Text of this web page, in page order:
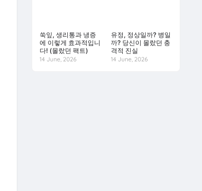
쑥잎, 생리통과 냉증
에 이렇게 효과적입니
다! (몰랐던 팩트)
14 June, 2026
유정, 정상일까? 병일
까? 당신이 몰랐던 충
격적 진실
14 June, 2026